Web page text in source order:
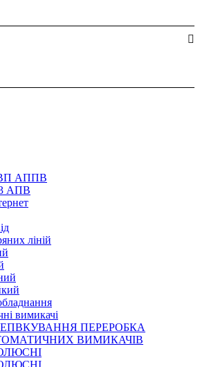
АППВ
АПВ
ліній
вимикачі
ПЕРЕРОБКА
ВИМИКАЧІВ